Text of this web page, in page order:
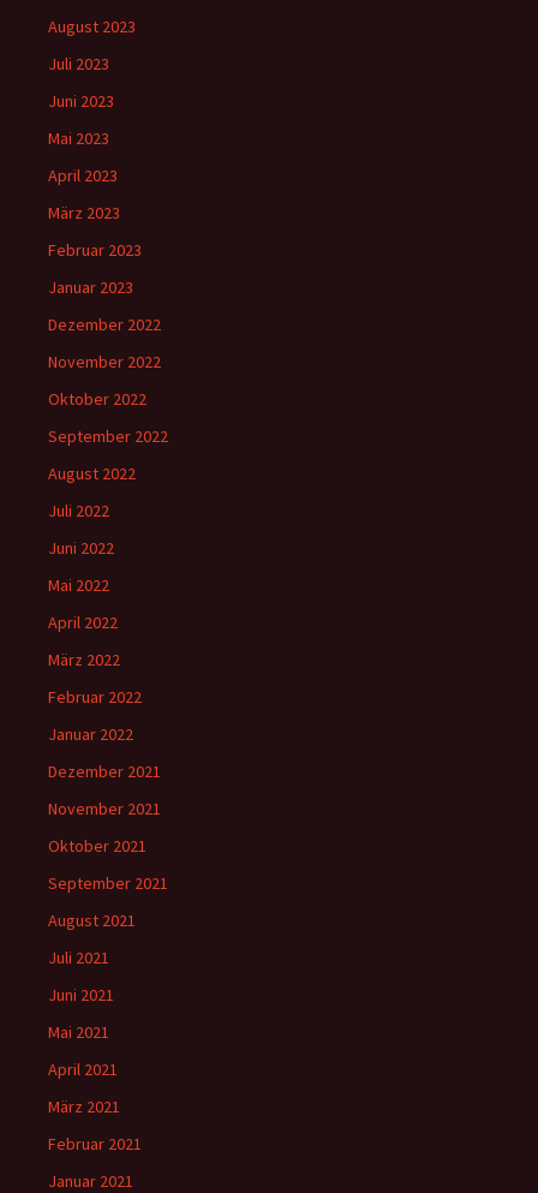
August 2023
Juli 2023
Juni 2023
Mai 2023
April 2023
März 2023
Februar 2023
Januar 2023
Dezember 2022
November 2022
Oktober 2022
September 2022
August 2022
Juli 2022
Juni 2022
Mai 2022
April 2022
März 2022
Februar 2022
Januar 2022
Dezember 2021
November 2021
Oktober 2021
September 2021
August 2021
Juli 2021
Juni 2021
Mai 2021
April 2021
März 2021
Februar 2021
Januar 2021